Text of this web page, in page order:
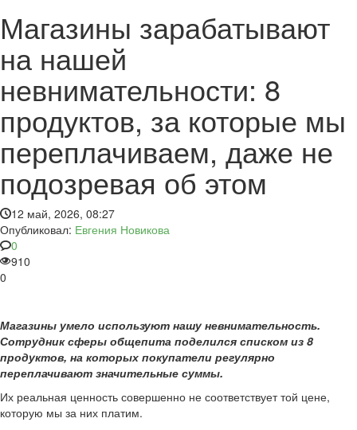
Магазины зарабатывают
на нашей
невнимательности: 8
продуктов, за которые мы
переплачиваем, даже не
подозревая об этом
12 май, 2026, 08:27
Опубликовал: Евгения Новикова
0
910
0
Магазины умело используют нашу невнимательность.
Сотрудник сферы общепита поделился списком из 8
продуктов, на которых покупатели регулярно
переплачивают значительные суммы.
Их реальная ценность совершенно не соответствует той цене,
которую мы за них платим.